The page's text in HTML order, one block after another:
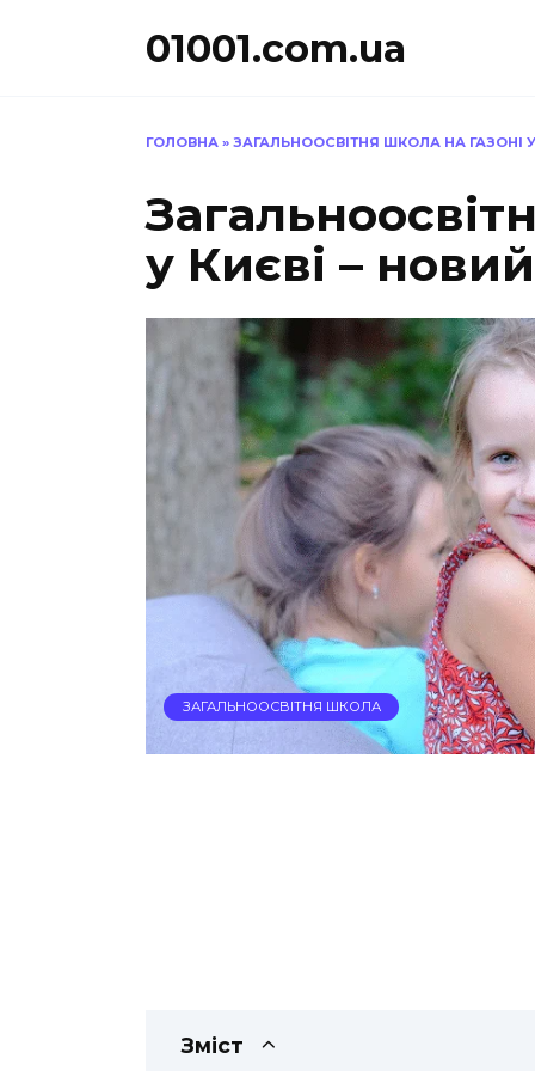
01001.com.ua
ГОЛОВНА » ЗАГАЛЬНООСВІТНЯ ШКОЛА НА ГАЗОНІ
у Києві –
ЗАГАЛЬНООСВІТНЯ ШКОЛА
Зміст